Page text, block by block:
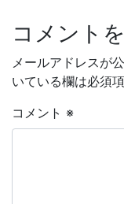
コメント
メールアドレスが
いている欄は必須
コメント ※